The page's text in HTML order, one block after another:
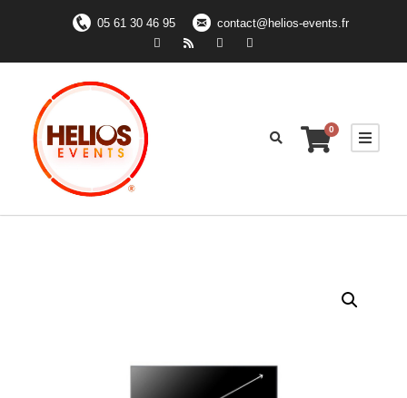
05 61 30 46 95 contact@helios-events.fr
0